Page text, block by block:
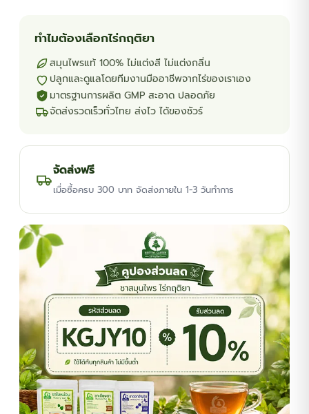
ทำไมต้องเลือกไร่กฤติยา
สมุนไพรแท้ 100% ไม่แต่งสี ไม่แต่งกลิ่น
ปลูกและดูแลโดยทีมงานมืออาชีพจากไร่ของเราเอง
มาตรฐานการผลิต GMP สะอาด ปลอดภัย
จัดส่งรวดเร็วทั่วไทย ส่งไว ได้ของชัวร์
จัดส่งฟรี
เมื่อซื้อครบ 300 บาท จัดส่งภายใน 1-3 วันทำการ